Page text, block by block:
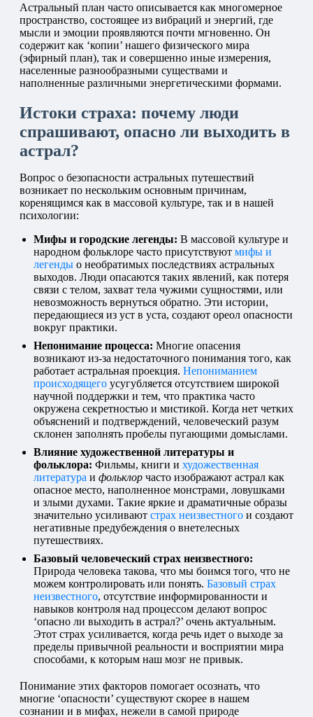
Астральный план часто описывается как многомерное
пространство, состоящее из вибраций и энергий, где
мысли и эмоции проявляются почти мгновенно. Он
содержит как ‘копии’ нашего физического мира
(эфирный план), так и совершенно иные измерения,
населенные разнообразными существами и
наполненные различными энергетическими формами.
Истоки страха: почему люди
спрашивают, опасно ли выходить в
астрал?
Вопрос о безопасности астральных путешествий
возникает по нескольким основным причинам,
коренящимся как в массовой культуре, так и в нашей
психологии:
Мифы и городские легенды: В массовой культуре и
народном фольклоре часто присутствуют мифы и
легенды о необратимых последствиях астральных
выходов. Люди опасаются таких явлений, как потеря
связи с телом, захват тела чужими сущностями, или
невозможность вернуться обратно. Эти истории,
передающиеся из уст в уста, создают ореол опасности
вокруг практики.
Непонимание процесса: Многие опасения
возникают из-за недостаточного понимания того, как
работает астральная проекция. Непониманием
происходящего усугубляется отсутствием широкой
научной поддержки и тем, что практика часто
окружена секретностью и мистикой. Когда нет четких
объяснений и подтверждений, человеческий разум
склонен заполнять пробелы пугающими домыслами.
Влияние художественной литературы и
фольклора: Фильмы, книги и художественная
литература и фольклор часто изображают астрал как
опасное место, наполненное монстрами, ловушками
и злыми духами. Такие яркие и драматичные образы
значительно усиливают страх неизвестного и создают
негативные предубеждения о внетелесных
путешествиях.
Базовый человеческий страх неизвестного:
Природа человека такова, что мы боимся того, что не
можем контролировать или понять. Базовый страх
неизвестного, отсутствие информированности и
навыков контроля над процессом делают вопрос
‘опасно ли выходить в астрал?’ очень актуальным.
Этот страх усиливается, когда речь идет о выходе за
пределы привычной реальности и восприятии мира
способами, к которым наш мозг не привык.
Понимание этих факторов помогает осознать, что
многие ‘опасности’ существуют скорее в нашем
сознании и в мифах, нежели в самой природе